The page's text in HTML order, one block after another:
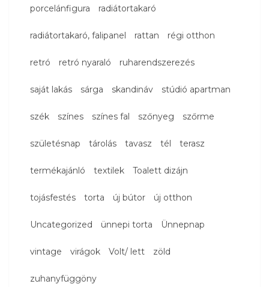
porcelánfigura radiátortakaró
radiátortakaró, falipanel rattan régi otthon
retró retró nyaraló ruharendszerezés
saját lakás sárga skandináv stúdió apartman
szék színes színes fal szőnyeg szőrme
születésnap tárolás tavasz tél terasz
termékajánló textilek Toalett dizájn
tojásfestés torta új bútor új otthon
Uncategorized ünnepi torta Ünnepnap
vintage virágok Volt/ lett zöld
zuhanyfüggöny